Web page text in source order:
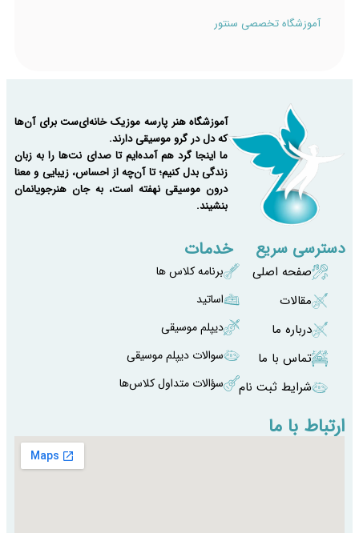
آموزشگاه تخصصی سنتور
آموزشگاه هنر پارسه موزیک خانه‌ای‌ست برای آن‌ها
که دل در گرو موسیقی دارند.
ما اینجا گرد هم آمده‌ایم تا صدای نت‌ها را به زبان
زندگی بدل کنیم؛ تا آن‌چه از احساس، زیبایی و معنا
درون موسیقی نهفته است، به جان هنرجویانمان
بنشیند.
دسترسی سریع
صفحه اصلی
مقالات
درباره ما
تماس با ما
شرایط ثبت نام
خدمات
برنامه کلاس ها
اساتید
دیپلم موسیقی
سوالات دیپلم موسیقی
سؤالات متداول کلاس‌ها
ارتباط با ما